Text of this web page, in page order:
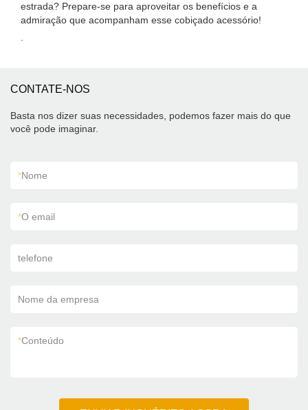
estrada? Prepare-se para aproveitar os benefícios e a
admiração que acompanham esse cobiçado acessório!
CONTATE-NOS
Basta nos dizer suas necessidades, podemos fazer mais do que
você pode imaginar.
*Nome
*O email
telefone
Nome da empresa
*Conteúdo